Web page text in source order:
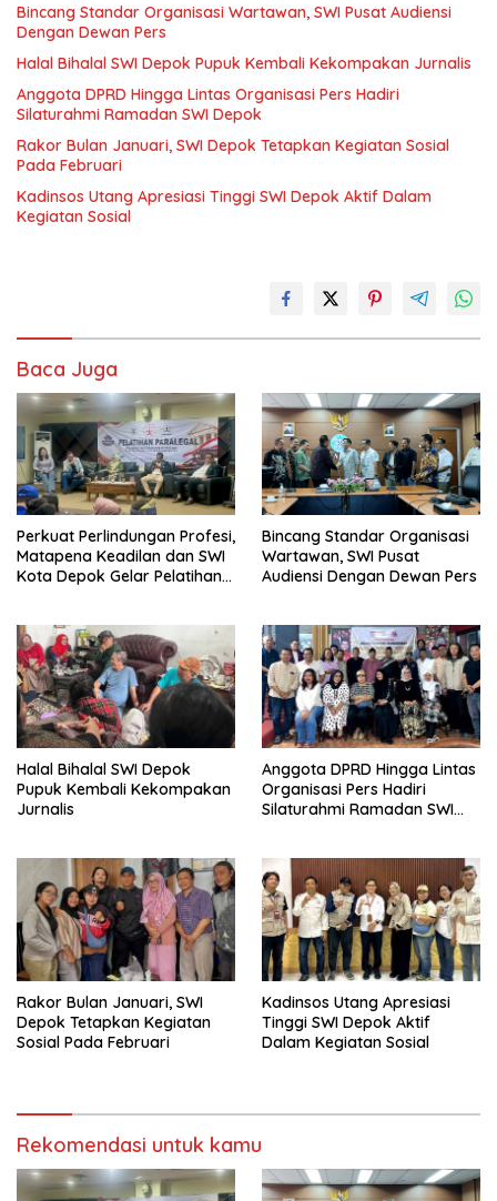
Bincang Standar Organisasi Wartawan, SWI Pusat Audiensi
Dengan Dewan Pers
Halal Bihalal SWI Depok Pupuk Kembali Kekompakan Jurnalis
Anggota DPRD Hingga Lintas Organisasi Pers Hadiri
Silaturahmi Ramadan SWI Depok
Rakor Bulan Januari, SWI Depok Tetapkan Kegiatan Sosial
Pada Februari
Kadinsos Utang Apresiasi Tinggi SWI Depok Aktif Dalam
Kegiatan Sosial
Baca Juga
Perkuat Perlindungan Profesi,
Matapena Keadilan dan SWI
Kota Depok Gelar Pelatihan
Bincang Standar Organisasi
Wartawan, SWI Pusat
Audiensi Dengan Dewan Pers
Halal Bihalal SWI Depok
Pupuk Kembali Kekompakan
Jurnalis
Anggota DPRD Hingga Lintas
Organisasi Pers Hadiri
Silaturahmi Ramadan SWI
Rakor Bulan Januari, SWI
Depok Tetapkan Kegiatan
Sosial Pada Februari
Kadinsos Utang Apresiasi
Tinggi SWI Depok Aktif
Dalam Kegiatan Sosial
Rekomendasi untuk kamu